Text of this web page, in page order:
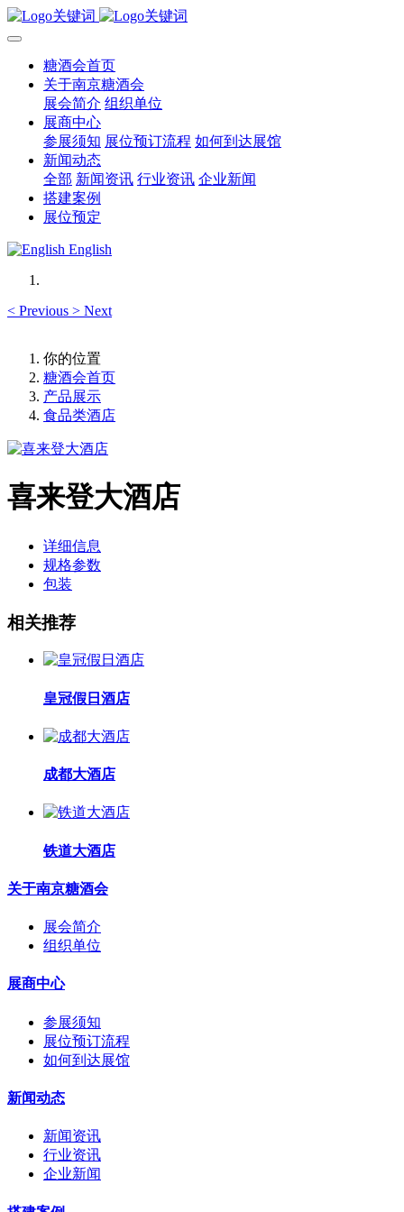
糖酒会首页
关于南京糖酒会
展会简介 组织单位
展商中心
参展须知 展位预订流程 如何到达展馆
新闻动态
全部 新闻资讯 行业资讯 企业新闻
搭建案例
展位预定
English
< Previous > Next
你的位置
糖酒会首页
产品展示
食品类酒店
喜来登大酒店
详细信息
规格参数
包装
相关推荐
皇冠假日酒店
成都大酒店
铁道大酒店
关于南京糖酒会
展会简介
组织单位
展商中心
参展须知
展位预订流程
如何到达展馆
新闻动态
新闻资讯
行业资讯
企业新闻